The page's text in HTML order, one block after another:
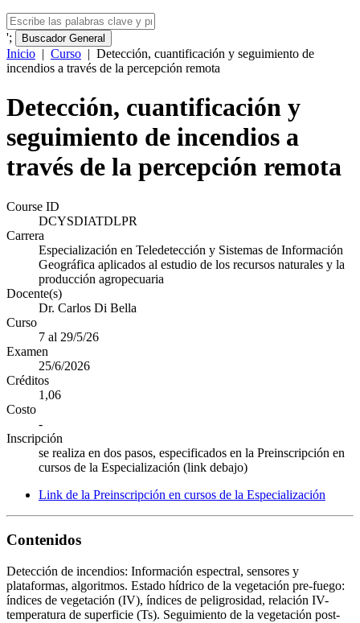
'; Buscador General
Inicio | Curso | Detección, cuantificación y seguimiento de
incendios a través de la percepción remota
Detección, cuantificación y
seguimiento de incendios a
través de la percepción remota
Course ID
DCYSDIATDLPR
Carrera
Especialización en Teledetección y Sistemas de Información
Geográfica aplicados al estudio de los recursos naturales y la
producción agropecuaria
Docente(s)
Dr. Carlos Di Bella
Curso
7 al 29/5/26
Examen
25/6/2026
Créditos
1,06
Costo
-
Inscripción
se realiza en dos pasos, especificados en la Preinscripción en
cursos de la Especialización (link debajo)
Link de la Preinscripción en cursos de la Especialización
Contenidos
Detección de incendios: Información espectral, sensores y
plataformas, algoritmos. Estado hídrico de la vegetación pre-fuego:
índices de vegetación (IV), índices de peligrosidad, relación IV-
temperatura de superficie (Ts). Seguimiento de la vegetación post-